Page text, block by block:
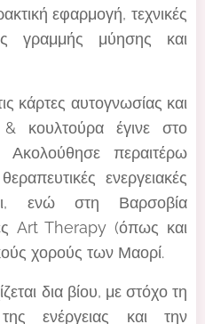
εφαρμογή, τεχνικές
γραμμής μύησης και
κάρτες αυτογνωσίας και
κουλτούρα έγινε στο
περαιτέρω
ενεργειακές
ενώ στη Βαρσοβία
Art Therapy (όπως και
χορούς των Μαορί.
δια βίου, με στόχο τη
ενέργειας και την